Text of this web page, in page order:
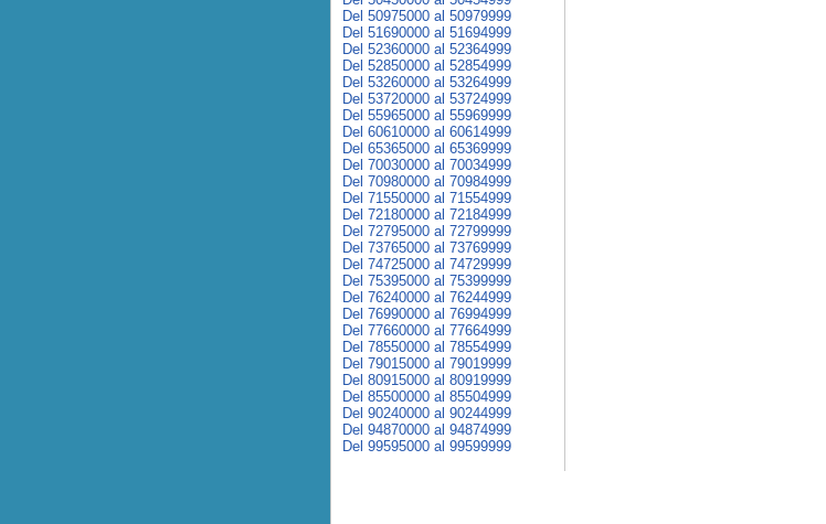
Del 50975000 al 50979999
Del 51690000 al 51694999
Del 52360000 al 52364999
Del 52850000 al 52854999
Del 53260000 al 53264999
Del 53720000 al 53724999
Del 55965000 al 55969999
Del 60610000 al 60614999
Del 65365000 al 65369999
Del 70030000 al 70034999
Del 70980000 al 70984999
Del 71550000 al 71554999
Del 72180000 al 72184999
Del 72795000 al 72799999
Del 73765000 al 73769999
Del 74725000 al 74729999
Del 75395000 al 75399999
Del 76240000 al 76244999
Del 76990000 al 76994999
Del 77660000 al 77664999
Del 78550000 al 78554999
Del 79015000 al 79019999
Del 80915000 al 80919999
Del 85500000 al 85504999
Del 90240000 al 90244999
Del 94870000 al 94874999
Del 99595000 al 99599999